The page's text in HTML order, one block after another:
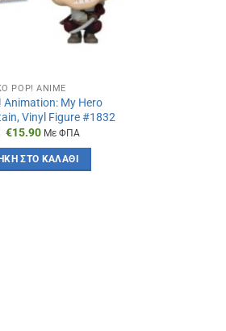
POP! ANIME
Animation: My Hero
Vinyl Figure #1832
Original
was:
€16.90.
€15.90Η
τιμή
είναι:
Με ΦΠΑ
ΣΤΟ ΚΑΛΆΘΙ